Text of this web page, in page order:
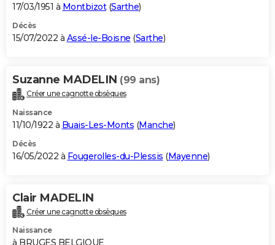
17/03/1951 à Montbizot(Sarthe)
Décès
15/07/2022 à Assé-le-Boisne (Sarthe)
Suzanne MADELIN (99 ans)
Créer une cagnotte obsèques
Naissance
11/10/1922 à Buais-Les-Monts (Manche)
Décès
16/05/2022 à Fougerolles-du-Plessis (Mayenne)
Clair MADELIN
Créer une cagnotte obsèques
Naissance